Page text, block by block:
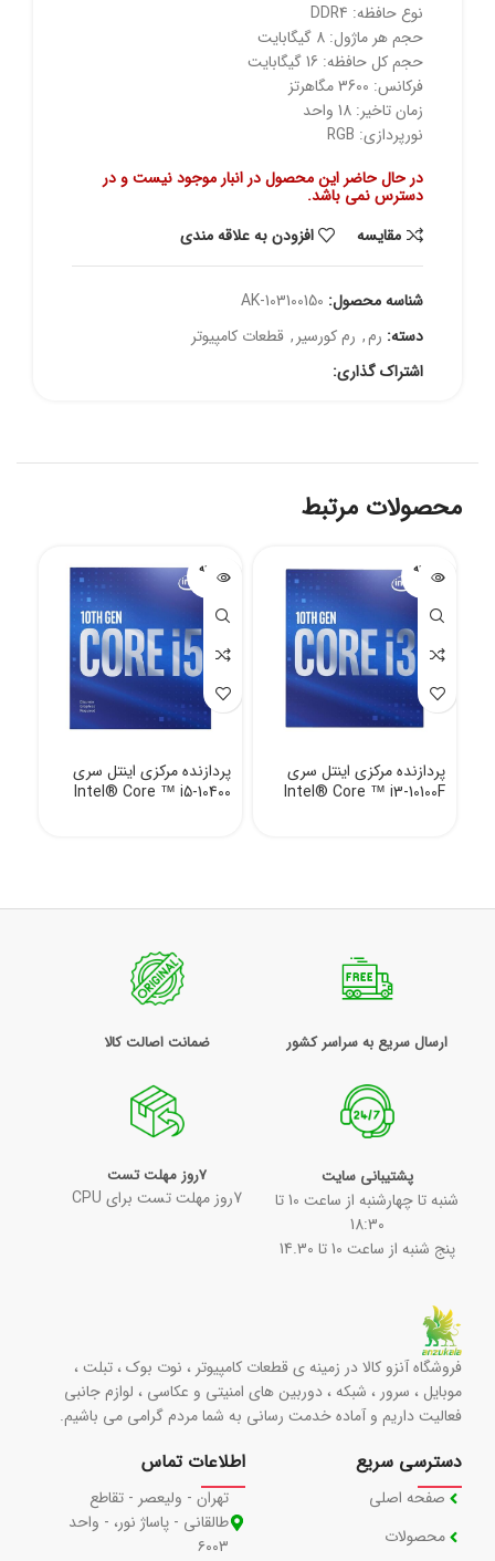
نوع حافظه: DDR4
حجم هر ماژول: 8 گیگابایت
حجم کل حافظه: 16 گیگابایت
فرکانس: 3600 مگاهرتز
زمان تاخیر: 18 واحد
نورپردازی: RGB
در حال حاضر این محصول در انبار موجود نیست و در
دسترس نمی باشد.
مقايسه
افزودن به علاقه مندی
شناسه محصول: AK-103100150
دسته: رم, رم کورسیر , قطعات کامپیوتر
اشتراک گذاری:
محصولات مرتبط
فروخته
شده
پردازنده مرکزی اینتل سری
Intel® Core ™ i3-10100F
فروخته
شده
پردازنده مرکزی اینتل سری
Intel® Core ™ i5-10400
ارسال سریع به سراسر کشور ضمانت اصالت کالا
پشتیبانی سایت
شنبه تا چهارشنبه از ساعت 10 تا
18:30
پنج شنبه از ساعت 10 تا 14.30
7روز مهلت تست
7روز مهلت تست برای CPU
فروشگاه آنزو کالا در زمینه ی قطعات کامپیوتر ، نوت بوک ، تبلت ،
موبایل ، سرور ، شبکه ، دوربین های امنیتی و عکاسی ، لوازم جانبی
فعالیت داریم و آماده خدمت رسانی به شما مردم گرامی می باشیم.
دسترسی سریع
صفحه اصلی
محصولات
اطلاعات تماس
تهران - ولیعصر - تقاطع
طالقانی - پاساژ نور، - واحد
۶۰۰۳